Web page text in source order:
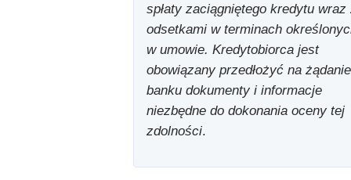
spłaty zaciągniętego kredytu wraz
odsetkami w terminach
w umowie. Kredytobiorca jest
obowiązany przedłożyć na żądanie
banku dokumenty i informacje
niezbędne do dokonania oceny tej
zdolności.